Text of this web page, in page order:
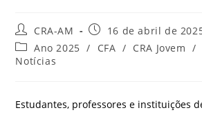
CRA-AM
16 de abril de
Ano 2025 / CFA / CRA Jovem /
Notícias
Estudantes, professores e instituições